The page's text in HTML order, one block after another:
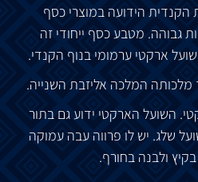
הקנדית הידועה במוצרי כסף
גבוהה. מטבעכסף ייחודי זה
שועל ארקטי ערמומי בנוף הקנדי.
מלכותה המלכה אליזבת השנייה.
. השועל הארקטי ידועגם בתור
שלג. יש לו פרווה עבה עמוקה
בקיץ ולבנה בחורף.